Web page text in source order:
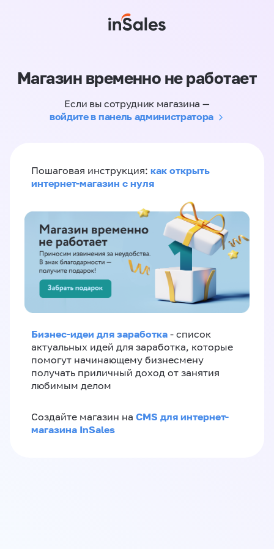
Магазин временно не работает
Если вы сотрудник магазина —
войдите в панель администратора
Пошаговая инструкция: как открыть
интернет-магазин с нуля
Бизнес-идеи для заработка - список
актуальных идей для заработка, которые
помогут начинающему бизнесмену
получать приличный доход от занятия
любимым делом
Создайте магазин на CMS для интернет-
магазина InSales